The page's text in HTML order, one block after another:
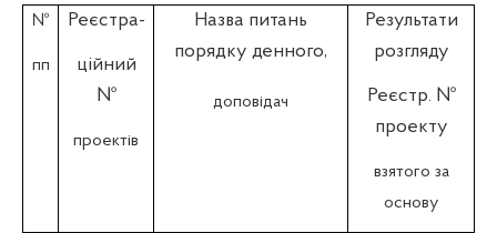
№
пп
Реєстра-
ційний
№
проектів
Назва питань
порядку денного,
доповідач
Результати
розгляду
Реєстр. №
проекту
взятого за
основу